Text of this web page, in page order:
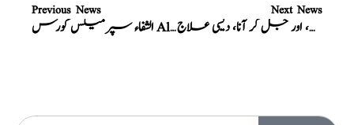
Previous News
الشفاء سپرمیکس کورس Al- Shifa-Spermax
Next News
نسخہ الشفاء : سوزاک، اور پیشاب میں خون پیپ، اور جل کر آنا، دیسی علاج